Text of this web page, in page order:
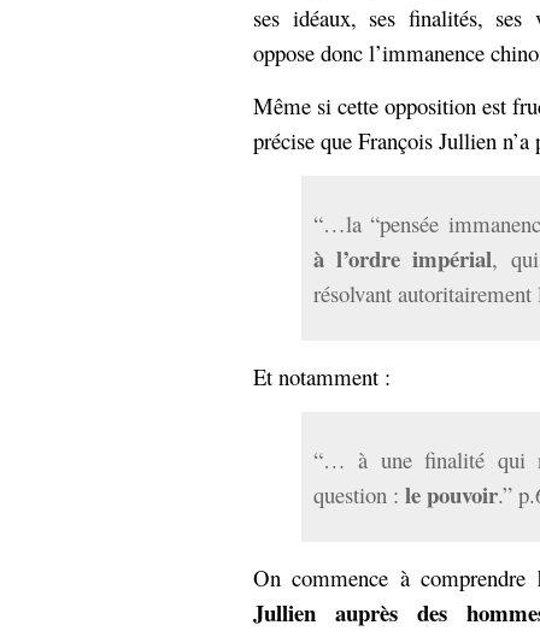
ses idéaux, ses finalités, ses
oppose donc l’immanence
Même si cette opposition est
précise que François Jullien n’a
“…la “pensée
à l’ordre impérial,
résolvant
Et notamment :
“… à une finalité qui
question : le pouvoir.”
On commence à comprendre
Jullien auprès des